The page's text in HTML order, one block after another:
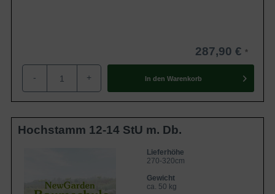
287,90 €
- + In den Warenkorb
Hochstamm 12-14 StU m. Db.
Lieferhöhe
270-320cm
Gewicht
ca. 50 kg